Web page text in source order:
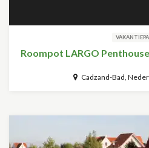
Roompot LARGO
Cadzand-Bad,